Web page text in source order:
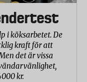
i köksarbetet. De
kraft för att
det är vissa
kr.